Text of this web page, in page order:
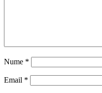
Nume *
Email *